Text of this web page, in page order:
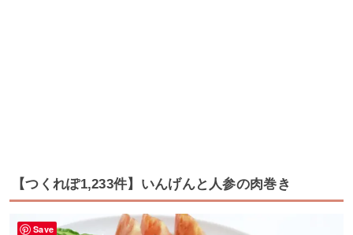
【つくれぽ1,233件】いんげんと人参の肉巻き
Save